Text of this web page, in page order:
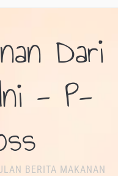
Dari
- P-
BERITA MAKANAN